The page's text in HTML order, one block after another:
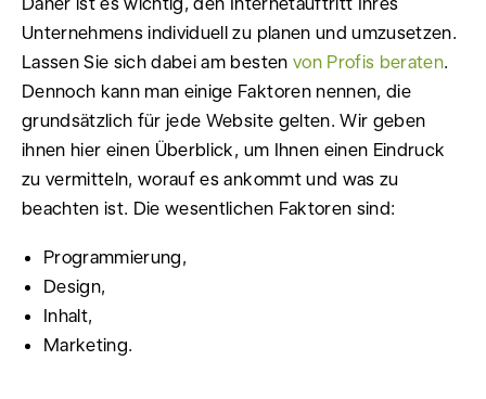
Unternehmens individuell zu planen und umzusetzen.
Lassen Sie sich dabei am besten von Profis beraten.
Dennoch kann man einige Faktoren nennen, die
grundsätzlich für jede Website gelten. Wir geben
ihnen hier einen Überblick, um Ihnen einen Eindruck
zu vermitteln, worauf es ankommt und was zu
beachten ist. Die wesentlichen Faktoren sind:
Programmierung,
Design,
Inhalt,
Marketing.